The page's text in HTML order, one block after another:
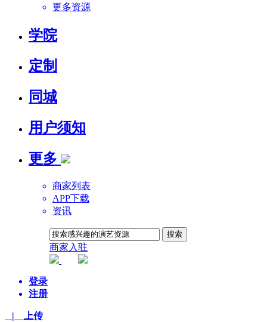
更多资源
学院
定制
同城
用户须知
更多
商家列表
APP下载
资讯
商家入驻
登录
注册
| 上传